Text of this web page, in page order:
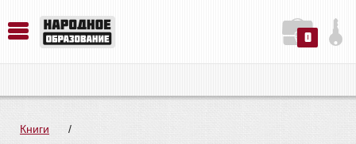
0
Книги
/